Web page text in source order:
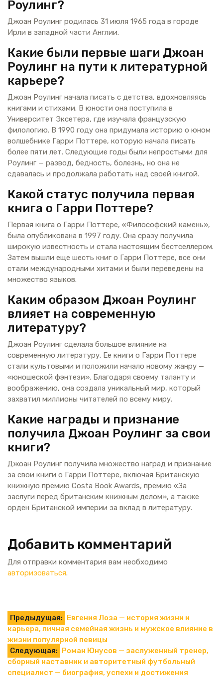
Роулинг?
Джоан Роулинг родилась 31 июля 1965 года в городе
Ирли в западной части Англии.
Какие были первые шаги Джоан
Роулинг на пути к литературной
карьере?
Джоан Роулинг начала писать с детства, вдохновляясь
книгами и стихами. В юности она поступила в
Университет Эксетера, где изучала французскую
филологию. В 1990 году она придумала историю о юном
волшебнике Гарри Поттере, которую начала писать
более пяти лет. Следующие годы были непростыми для
Роулинг — развод, бедность, болезнь, но она не
сдавалась и продолжала работать над своей книгой.
Какой статус получила первая
книга о Гарри Поттере?
Первая книга о Гарри Поттере, «Философский камень»,
была опубликована в 1997 году. Она сразу получила
широкую известность и стала настоящим бестселлером.
Затем вышли еще шесть книг о Гарри Поттере, все они
стали международными хитами и были переведены на
множество языков.
Каким образом Джоан Роулинг
влияет на современную
литературу?
Джоан Роулинг сделала большое влияние на
современную литературу. Ее книги о Гарри Поттере
стали культовыми и положили начало новому жанру —
«юношеской фэнтези». Благодаря своему таланту и
воображению, она создала уникальный мир, который
захватил миллионы читателей по всему миру.
Какие награды и признание
получила Джоан Роулинг за свои
книги?
Джоан Роулинг получила множество наград и признание
за свои книги о Гарри Поттере, включая Британскую
книжную премию Costa Book Awards, премию «За
заслуги перед британским книжным делом», а также
орден Британской империи за вклад в литературу.
Добавить комментарий
Для отправки комментария вам необходимо
авторизоваться.
Навигация
по
записям
Предыдущая: Евгения Лоза — история жизни и
карьера, личная семейная жизнь и мужское влияние в
жизни популярной певицы
Следующая: Роман Юнусов — заслуженный тренер,
сборный наставник и авторитетный футбольный
специалист — биография, успехи и достижения